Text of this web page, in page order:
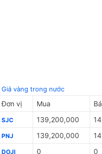
Giá vàng trong nước
Đơn vị Mua
SJC 139,200,000
PNJ 139,200,000
DOJI 0 0